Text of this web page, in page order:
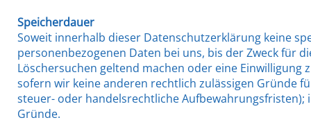
Speicherdauer
Soweit innerhalb dieser Datenschutzerklärung keine
personenbezogenen Daten bei uns, bis der Zweck für
Löschersuchen geltend machen oder eine
sofern wir keine anderen rechtlich zulässigen Gründe
steuer- oder handelsrechtliche
Gründe.